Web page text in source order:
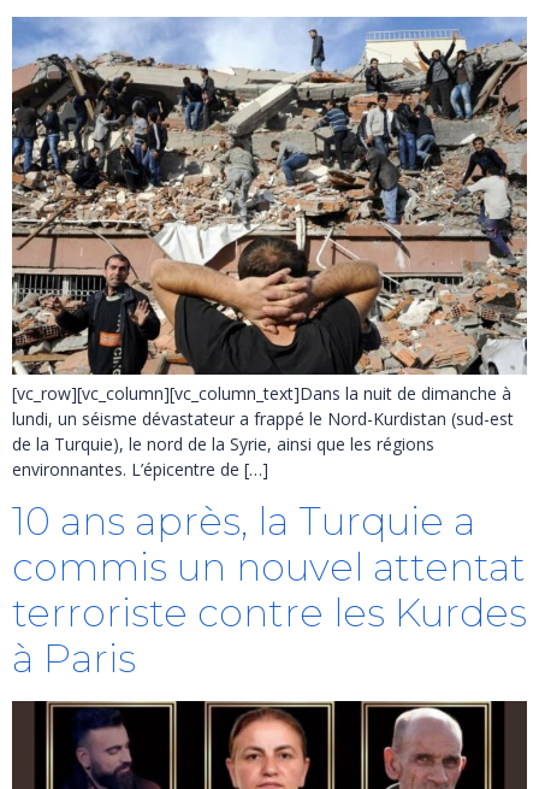
[vc_row][vc_column][vc_column_text]Dans la nuit de dimanche à
lundi, un séisme dévastateur a frappé le Nord-Kurdistan (sud-est
de la Turquie), le nord de la Syrie, ainsi que les régions
environnantes. L’épicentre de […]
10 ans après, la Turquie a
commis un nouvel attentat
terroriste contre les Kurdes
à Paris